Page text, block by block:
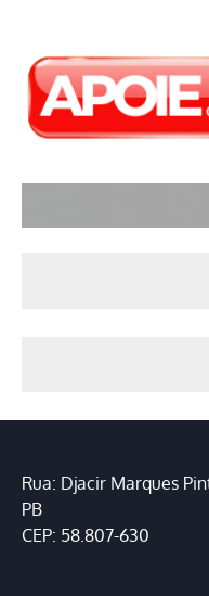
Rua: Djacir Marques
PB
CEP: 58.807-630